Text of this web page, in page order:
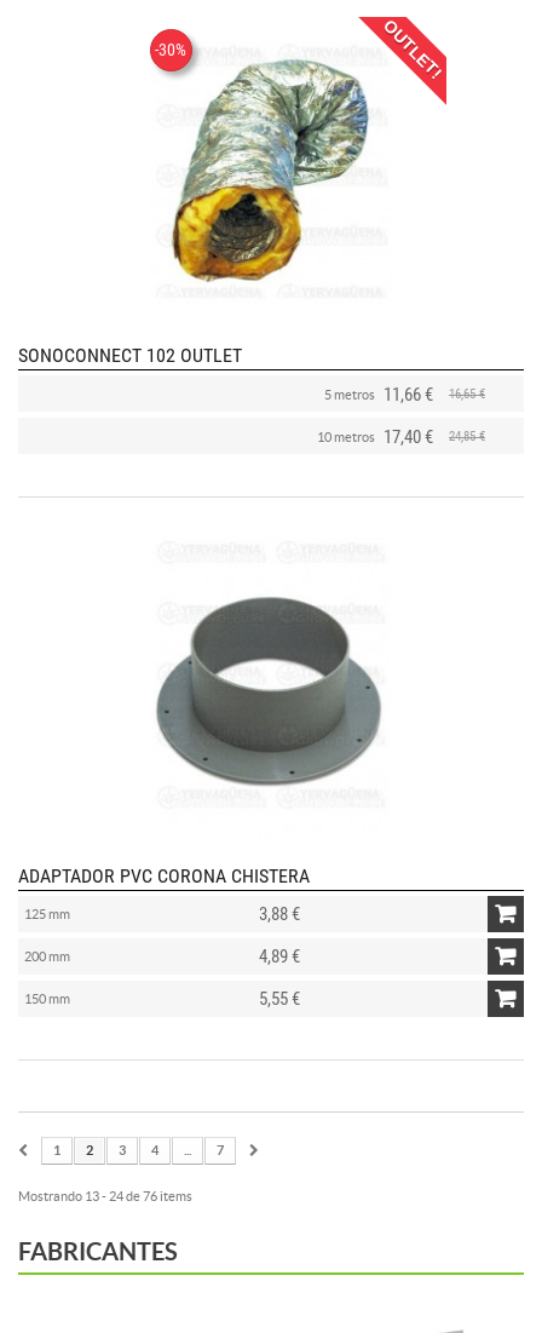
-30% OUTLET!
SONOCONNECT 102 OUTLET
5 metros 11,66 € 16,65 €
10 metros 17,40 € 24,85 €
ADAPTADOR PVC CORONA CHISTERA
125 mm 3,88 €
200 mm 4,89 €
150 mm 5,55 €
1 2 3 4 7
Mostrando 13 - 24 de 76 items
FABRICANTES